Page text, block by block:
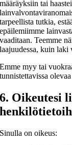
määräyksiin tai
tarpeellista tutkia,
epäilemiimme
vaaditaan. Teemme
laajuudessa, kuin laki
Emme myy tai
tunnistettavissa
6. Oikeutesi
Sinulla on oikeus: